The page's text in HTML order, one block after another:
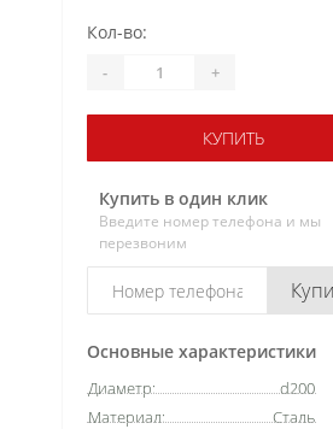
Основные характеристики
Диаметр:
d200
Материал:
Сталь
Кол-во:
- +
КУПИТЬ
Купить в один клик
Введите номер телефона и мы
перезвоним